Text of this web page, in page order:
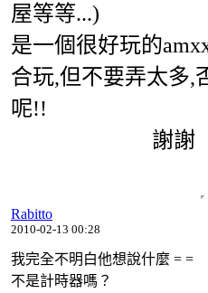
屋等等...)
是一個很好玩的
合玩,但不要弄太多,
呢!!
謝謝
Rabitto
2010-02-13 00:28
我完全不明白他想說什麼 = =
不是計時器嗎？